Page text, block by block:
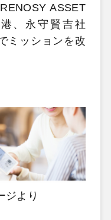
ASSET
、永守賢吉社
ミッションを改
ジより